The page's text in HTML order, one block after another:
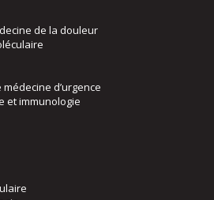
de la douleur
d’urgence
et immunologie